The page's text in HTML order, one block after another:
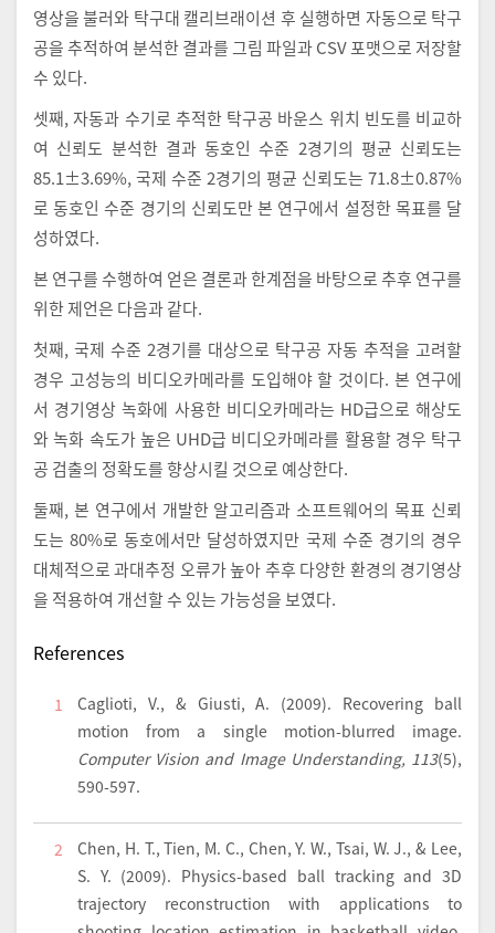
영상을 불러와 탁구대 캘리브래이션 후 실행하면 자동으로 탁구
공을 추적하여 분석한 결과를 그림 파일과 CSV 포맷으로 저장할
수 있다.
셋째, 자동과 수기로 추적한 탁구공 바운스 위치 빈도를 비교하
여 신뢰도 분석한 결과 동호인 수준 2경기의 평균 신뢰도는
85.1±3.69%, 국제 수준 2경기의 평균 신뢰도는 71.8±0.87%
로 동호인 수준 경기의 신뢰도만 본 연구에서 설정한 목표를 달
성하였다.
본 연구를 수행하여 얻은 결론과 한계점을 바탕으로 추후 연구를
위한 제언은 다음과 같다.
첫째, 국제 수준 2경기를 대상으로 탁구공 자동 추적을 고려할
경우 고성능의 비디오카메라를 도입해야 할 것이다. 본 연구에
서 경기영상 녹화에 사용한 비디오카메라는 HD급으로 해상도
와 녹화 속도가 높은 UHD급 비디오카메라를 활용할 경우 탁구
공 검출의 정확도를 향상시킬 것으로 예상한다.
둘째, 본 연구에서 개발한 알고리즘과 소프트웨어의 목표 신뢰
도는 80%로 동호에서만 달성하였지만 국제 수준 경기의 경우
대체적으로 과대추정 오류가 높아 추후 다양한 환경의 경기영상
을 적용하여 개선할 수 있는 가능성을 보였다.
References
1
Caglioti, V., & Giusti, A. (2009). Recovering ball
motion from a single motion-blurred image.
Computer Vision and Image Understanding, 113(5),
590-597.
2
Chen, H. T., Tien, M. C., Chen, Y. W., Tsai, W. J., & Lee,
S. Y. (2009). Physics-based ball tracking and 3D
trajectory reconstruction with applications to